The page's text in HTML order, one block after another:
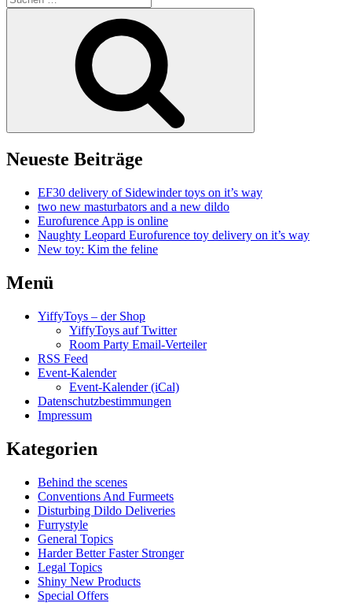
nach:
Neueste Beiträge
EF30 delivery of Sidewinder toys on it’s way
two new masturbators and a new dildo
Eurofurence App is online
Naughty Leopard Eurofurence toy delivery on it’s way
New toy: Kim the feline
Menü
YiffyToys – der Shop
YiffyToys auf Twitter
Room Party Email-Verteiler
RSS Feed
Event-Kalender
Event-Kalender (iCal)
Datenschutzbestimmungen
Impressum
Kategorien
Behind the scenes
Conventions And Furmeets
Disturbing Dildo Deliveries
Furrystyle
General Topics
Harder Better Faster Stronger
Legal Topics
Shiny New Products
Special Offers